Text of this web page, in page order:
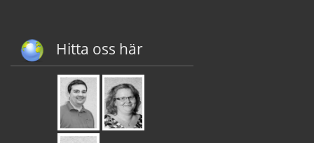
Hitta oss här